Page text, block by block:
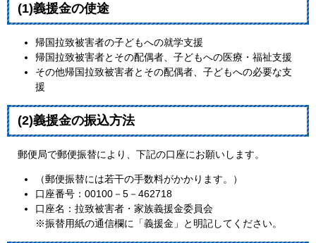
(1)義援金の使途
帰国拉致被害者の子どもへの就学支援
帰国拉致被害者とその配偶者、子どもへの医療・福祉支援
その他帰国拉致被害者とその配偶者、子どもへの必要な支
援
(2)義援金の振込方法
郵便局で郵便振替により、下記の口座にお願いします。
（郵便振替には若干の手数料がかかります。）
口座番号：00100－5－462718
口座名：拉致被害者・家族義援金委員会
※振替用紙の通信欄に「義援金」と明記してください。